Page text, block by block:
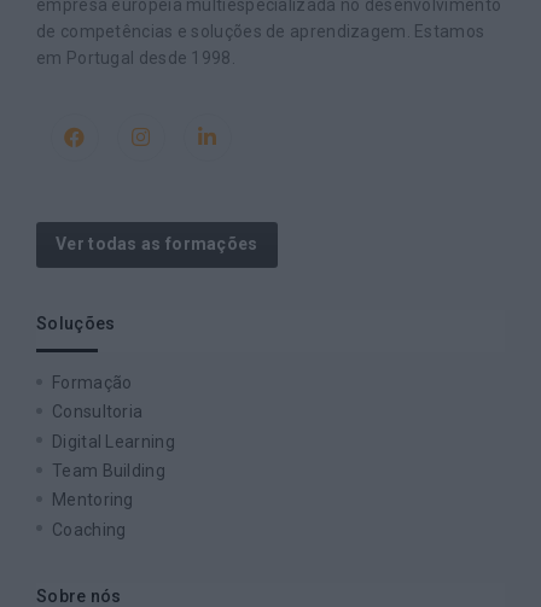
empresa europeia multiespecializada no desenvolvimento
de competências e soluções de aprendizagem. Estamos
em Portugal desde 1998.
Ver todas as formações
Soluções
Formação
Consultoria
Digital Learning
Team Building
Mentoring
Coaching
Sobre nós